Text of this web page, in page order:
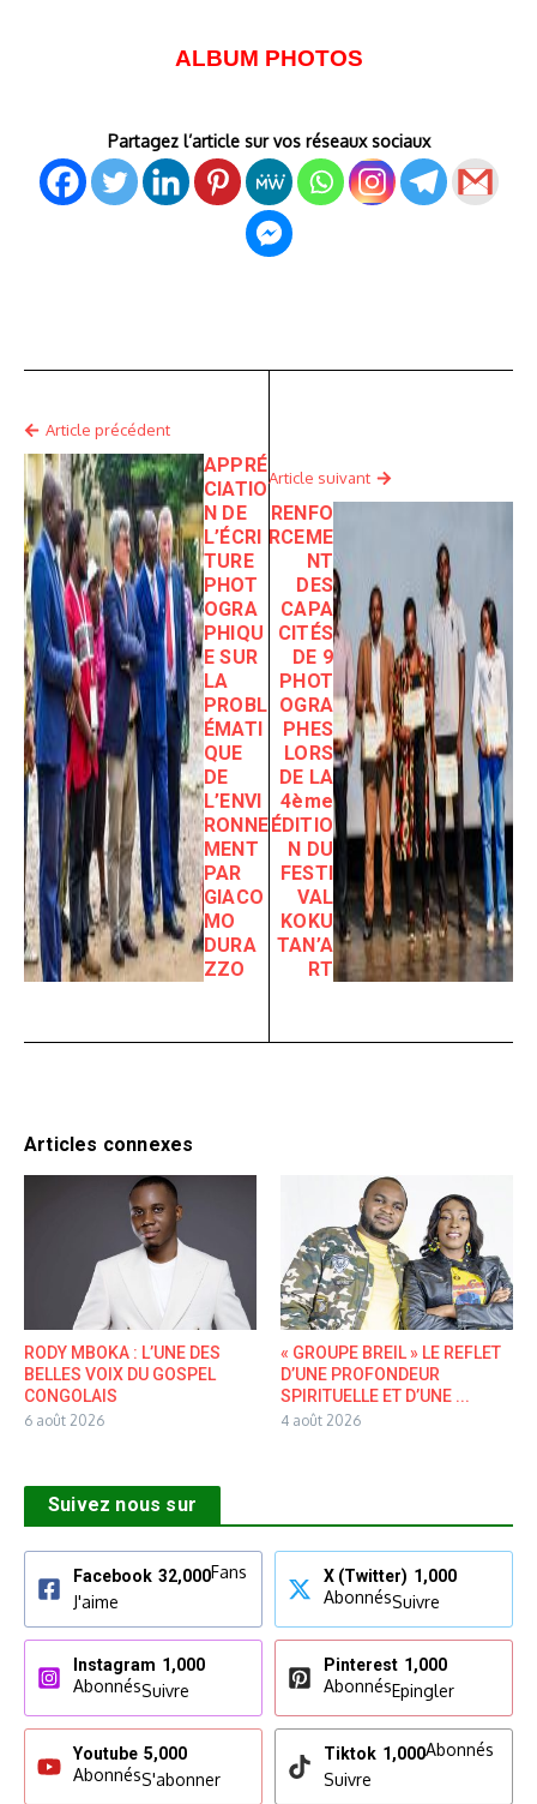
ALBUM PHOTOS
Partagez l’article sur vos réseaux sociaux
Article précédent
APPRÉ
CIATIO
N DE
L’ÉCRI
TURE
PHOT
OGRA
PHIQU
E SUR
LA
PROBL
ÉMATI
QUE
DE
L’ENVI
RONNE
MENT
PAR
GIACO
MO
DURA
ZZO
Article suivant
RENFO
RCEME
NT
DES
CAPA
CITÉS
DE 9
PHOT
OGRA
PHES
LORS
DE LA
4ème
ÉDITIO
N DU
FESTI
VAL
KOKU
TAN’A
RT
Articles connexes
RODY MBOKA : L’UNE DES
BELLES VOIX DU GOSPEL
CONGOLAIS
6 août 2026
« GROUPE BREIL » LE REFLET
D’UNE PROFONDEUR
SPIRITUELLE ET D’UNE ...
4 août 2026
Suivez nous sur
Facebook 32,000Fans
J'aime
X (Twitter) 1,000
AbonnésSuivre
Instagram 1,000
AbonnésSuivre
Pinterest 1,000
AbonnésEpingler
Youtube 5,000
AbonnésS'abonner
Tiktok 1,000Abonnés
Suivre